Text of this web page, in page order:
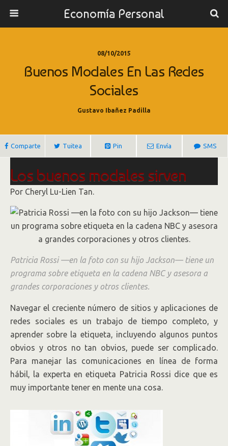
Economía Personal
08/10/2015
Buenos Modales En Las Redes
Sociales
Gustavo Ibañez Padilla
Comparte Tuitea Pin Envía SMS
Los buenos modales sirven
también en las redes sociales
Por Cheryl Lu-Lien Tan.
Patricia Rossi —en la foto con su hijo Jackson— tiene un
programa sobre etiqueta en la cadena NBC y asesora a
grandes corporaciones y otros clientes.
Navegar el creciente número de sitios y aplicaciones de
redes sociales es un trabajo de tiempo completo, y
aprender sobre la etiqueta, incluyendo algunos puntos
obvios y otros no tan obvios, puede ser complicado.
Para manejar las comunicaciones en línea de forma
hábil, la experta en etiqueta Patricia Rossi dice que es
muy importante tener en mente una cosa.